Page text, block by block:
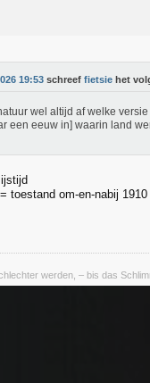
19:53 schreef fietsie het
wel altijd af welke
een eeuw in] waarin land
toestand om-en-nabij 1910
werden, – bis das